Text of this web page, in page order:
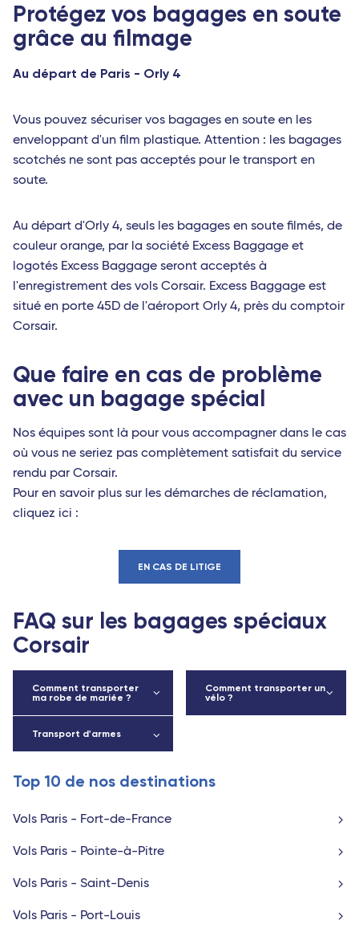
Protégez vos bagages en soute
grâce au filmage
Au départ de Paris - Orly 4
Vous pouvez sécuriser vos bagages en soute en les
enveloppant d'un film plastique. Attention : les bagages
scotchés ne sont pas acceptés pour le transport en
soute.
Au départ d'Orly 4, seuls les bagages en soute filmés, de
couleur orange, par la société Excess Baggage et
logotés Excess Baggage seront acceptés à
l'enregistrement des vols Corsair. Excess Baggage est
situé en porte 45D de l'aéroport Orly 4, près du comptoir
Corsair.
Que faire en cas de problème
avec un bagage spécial
Nos équipes sont là pour vous accompagner dans le cas
où vous ne seriez pas complètement satisfait du service
rendu par Corsair.
Pour en savoir plus sur les démarches de réclamation,
cliquez ici :
EN CAS DE LITIGE
FAQ sur les bagages spéciaux
Corsair
Comment transporter
ma robe de mariée ?
Transport d'armes
Comment transporter un
vélo ?
Top 10 de nos destinations
Vols Paris - Fort-de-France
Vols Paris - Pointe-à-Pitre
Vols Paris - Saint-Denis
Vols Paris - Port-Louis